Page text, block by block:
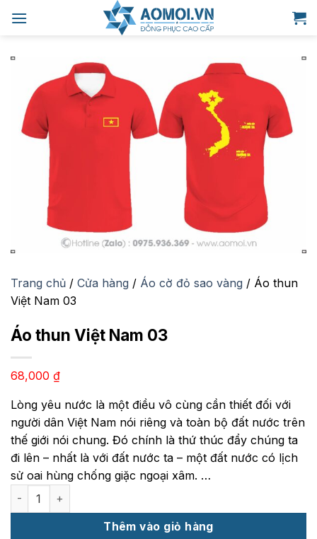
qua
dung
Trang chủ / Cửa hàng / Áo cờ đỏ sao vàng / Áo thun
Việt Nam 03
Áo thun Việt Nam 03
68,000 ₫
Lòng yêu nước là một điều vô cùng cần thiết đối với
người dân Việt Nam nói riêng và toàn bộ đất nước trên
thế giới nói chung. Đó chính là thứ thúc đẩy chúng ta
đi lên – nhất là với đất nước ta – một đất nước có lịch
sử oai hùng chống giặc ngoại xâm. …
Áo thun Việt Nam 03 số lượng
Thêm vào giỏ hàng